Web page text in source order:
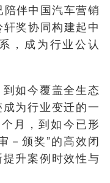
伴中国汽车营销
奖协同构建起中
，成为行业公认
如今覆盖全生态
为行业变迁的一
月，到如今已形
－颁奖”的高效闭
升案例时效性与